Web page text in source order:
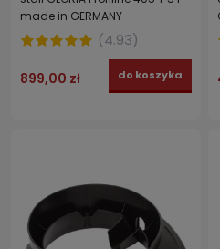
made in GERMANY
(4.93)
899,00 zł do koszyka